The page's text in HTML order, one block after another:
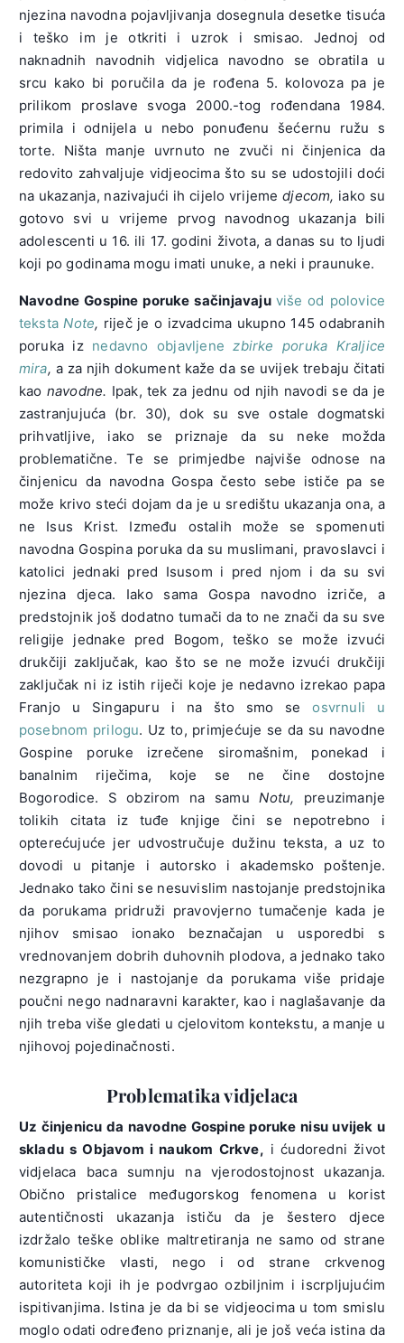
njezina navodna pojavljivanja dosegnula desetke tisuća
i teško im je otkriti i uzrok i smisao. Jednoj od
naknadnih navodnih vidjelica navodno se obratila u
srcu kako bi poručila da je rođena 5. kolovoza pa je
prilikom proslave svoga 2000.-tog rođendana 1984.
primila i odnijela u nebo ponuđenu šećernu ružu s
torte. Ništa manje uvrnuto ne zvuči ni činjenica da
redovito zahvaljuje vidjeocima što su se udostojili doći
na ukazanja, nazivajući ih cijelo vrijemedjecom, iako su
gotovo svi u vrijeme prvog navodnog ukazanja bili
adolescenti u 16. ili 17. godini života, a danas su to ljudi
koji po godinama mogu imati unuke, a neki i praunuke.
Navodne Gospine poruke sačinjavaju više od polovice
tekstaNote, riječ je o izvadcima ukupno 145 odabranih
poruka iz nedavno objavljenezbirke poruka Kraljice
mira, a za njih dokument kaže da se uvijek trebaju čitati
kao navodne. Ipak, tek za jednu od njih navodi se da je
zastranjujuća (br. 30), dok su sve ostale dogmatski
prihvatljive, iako se priznaje da su neke možda
problematične. Te se primjedbe najviše odnose na
činjenicu da navodna Gospa često sebe ističe pa se
može krivo steći dojam da je u središtu ukazanja ona, a
ne Isus Krist. Između ostalih može se spomenuti
navodna Gospina poruka da su muslimani, pravoslavci i
katolici jednaki pred Isusom i pred njom i da su svi
njezina djeca. Iako sama Gospa navodno izriče, a
predstojnik još dodatno tumači da to ne znači da su sve
religije jednake pred Bogom, teško se može izvući
drukčiji zaključak, kao što se ne može izvući drukčiji
zaključak ni iz istih riječi koje je nedavno izrekao papa
Franjo u Singapuru i na što smo seosvrnuli u
posebnom prilogu. Uz to, primjećuje se da su navodne
Gospine poruke izrečene siromašnim, ponekad i
banalnim riječima, koje se ne čine dostojne
Bogorodice. S obzirom na samuNotu, preuzimanje
tolikih citata iz tuđe knjige čini se nepotrebno i
opterećujuće jer udvostručuje dužinu teksta, a uz to
dovodi u pitanje i autorsko i akademsko poštenje.
Jednako tako čini se nesuvislim nastojanje predstojnika
da porukama pridruži pravovjerno tumačenje kada je
njihov smisao ionako beznačajan u usporedbi s
vrednovanjem dobrih duhovnih plodova, a jednako tako
nezgrapno je i nastojanje da porukama više pridaje
poučni nego nadnaravni karakter, kao i naglašavanje da
njih treba više gledati u cjelovitom kontekstu, a manje u
njihovoj pojedinačnosti.
Problematika vidjelaca
Uz činjenicu da navodne Gospine poruke nisu uvijek u
skladu s Objavom i naukom Crkve, i ćudoredni život
vidjelaca baca sumnju na vjerodostojnost ukazanja.
Obično pristalice međugorskog fenomena u korist
autentičnosti ukazanja ističu da je šestero djece
izdržalo teške oblike maltretiranja ne samo od strane
komunističke vlasti, nego i od strane crkvenog
autoriteta koji ih je podvrgao ozbiljnim i iscrpljujućim
ispitivanjima. Istina je da bi se vidjeocima u tom smislu
moglo odati određeno priznanje, ali je još veća istina da